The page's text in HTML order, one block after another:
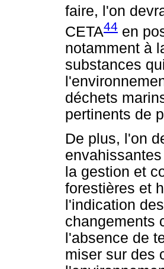
faire, l'on
CETA44 en
notamment à
substances
déchets
pertinents de
De plus, l'on
la gestion et
forestières et
l'indication
changements
l'absence de
miser sur des